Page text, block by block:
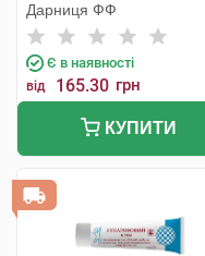
Дарниця ФФ
Є в наявності
від 165.30 грн
КУПИТИ